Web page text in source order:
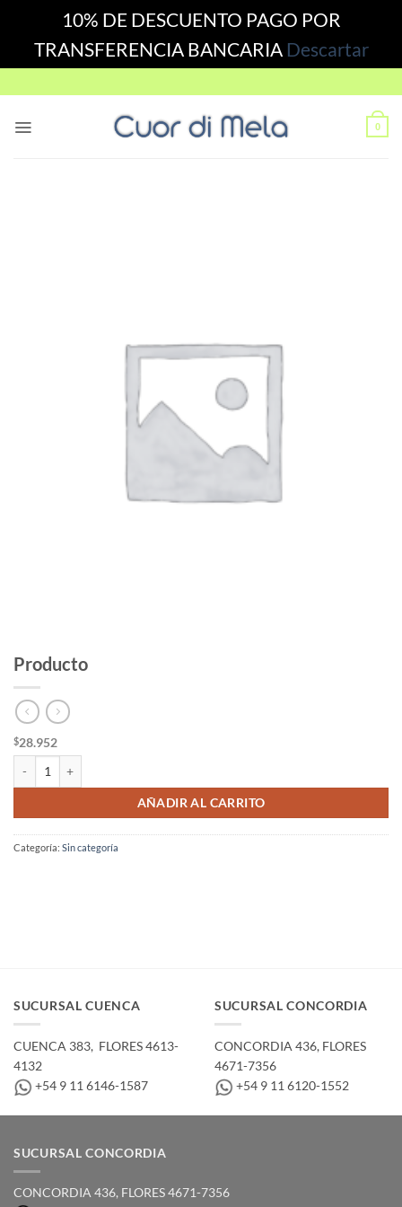
10% DE DESCUENTO PAGO POR
TRANSFERENCIA BANCARIA Descartar
to
0
Producto
$28.952
AÑADIR AL CARRITO
Categoría: Sin categoría
SUCURSAL CUENCA
CUENCA 383, ­ FLORES 4613-
4132
+54 9 11 6146-1587
SUCURSAL CONCORDIA
CONCORDIA 436,­ FLORES
4671-7356
+54 9 11 6120-1552
SUCURSAL CONCORDIA
CONCORDIA 436,­ FLORES 4671-7356